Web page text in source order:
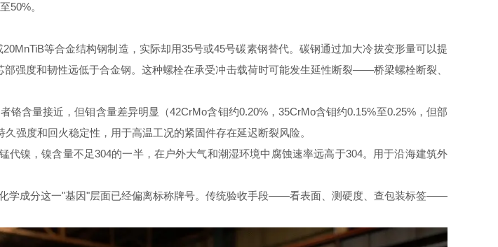
50%。
等合金结构钢制造，实际却用35号或45号碳素钢替代。碳钢通过加大冷拔变形量可以提
强度和韧性远低于合金钢。这种螺栓在承受冲击载荷时可能发生延性断裂——桥梁螺栓断裂、
铬含量接近，但钼含量差异明显（42CrMo含钼约0.20%，35CrMo含钼约0.15%至0.25%，但部
强度和回火稳定性，用于高温工况的紧固件存在延迟断裂风险。
代镍，镍含量不足304的一半，在户外大气和潮湿环境中腐蚀速率远高于304。用于沿海建筑外
学成分这一"基因"层面已经偏离标称牌号。传统验收手段——看表面、测硬度、查包装标签——